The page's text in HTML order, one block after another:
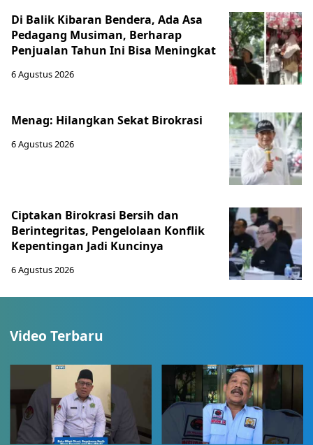
Di Balik Kibaran Bendera, Ada Asa
Pedagang Musiman, Berharap
Penjualan Tahun Ini Bisa Meningkat
6 Agustus 2026
Menag: Hilangkan Sekat Birokrasi
6 Agustus 2026
Ciptakan Birokrasi Bersih dan
Berintegritas, Pengelolaan Konflik
Kepentingan Jadi Kuncinya
6 Agustus 2026
Video Terbaru